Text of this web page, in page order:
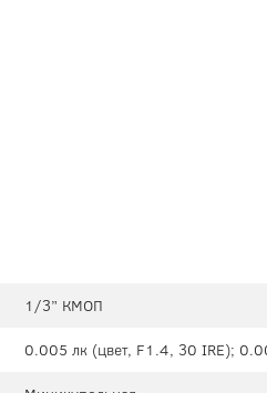
1/3” КМОП
0.005 лк (цвет, F1.4, 30 IRE);